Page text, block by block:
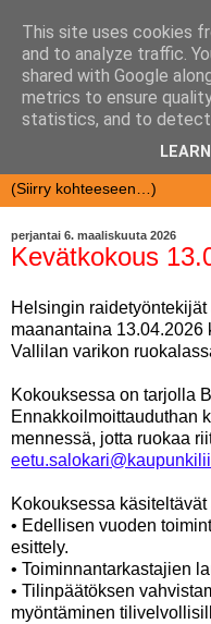
perjantai 6. maaliskuuta 2026
Kevätkokous
Helsingin
maanantaina 13.04.2026
Vallilan varikon
Kokouksessa on tarjolla
Ennakkoilmoittauduthan
mennessä, jotta ruokaa
Kokouksessa käsiteltävät
• Edellisen vuoden
esittely.
• Toiminnantarkastajien
• Tilinpäätöksen
myöntäminen
This site uses cookies
and to analyze traffic.
shared with Google
metrics to ensure
statistics, and to detect